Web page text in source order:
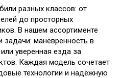
разных классов: от
до просторных
В нашем ассортименте
манёвренность в
уверенная езда за
Каждая модель сочетает
технологии и надёжную